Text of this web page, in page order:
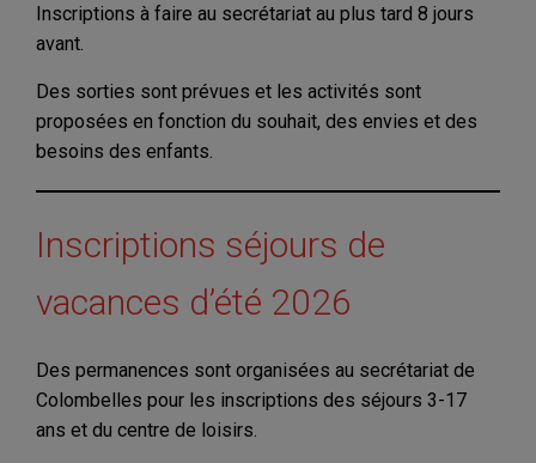
Inscriptions à faire au secrétariat au plus tard 8 jours
avant.
Des sorties sont prévues et les activités sont
proposées en fonction du souhait, des envies et des
besoins des enfants.
Inscriptions séjours de
vacances d’été 2026
Des permanences sont organisées au secrétariat de
Colombelles pour les inscriptions des séjours 3-17
ans et du centre de loisirs.